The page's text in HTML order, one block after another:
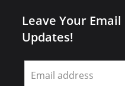
Leave Your
Updates!
Leave
this